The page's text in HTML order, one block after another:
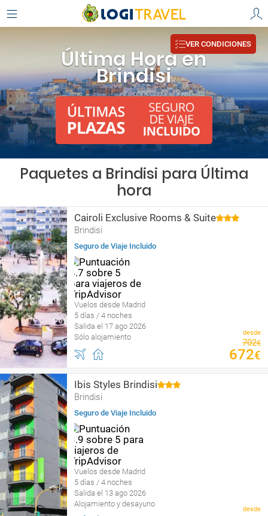
Última Hora en
Brindisi
VER CONDICIONES
Paquetes a Brindisi para Última
hora
Cairoli Exclusive Rooms & Suite
Brindisi
Seguro de Viaje Incluido
Vuelos desde Madrid
5 días / 4 noches
Salida el 17 ago 2026
Sólo alojamiento
desde
702€
672€
Ibis Styles Brindisi
Brindisi
Seguro de Viaje Incluido
Vuelos desde Madrid
5 días / 4 noches
Salida el 13 ago 2026
Alojamiento y desayuno
desde